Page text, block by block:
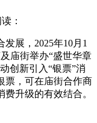
：
展，2025年10月1
庙街举办“盛世华章
创新引入“银票”消
票，可在庙街合作商
升级的有效结合。